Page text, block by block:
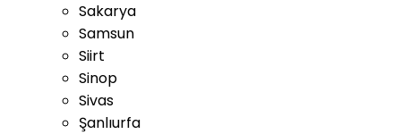
Sakarya
Samsun
Siirt
Sinop
Sivas
Şanlıurfa